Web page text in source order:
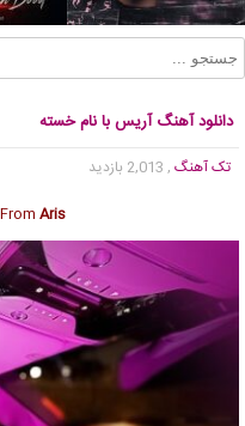
دانلود آهنگ آریس با نام خسته
تک آهنگ , 2,013 بازدید
From Aris